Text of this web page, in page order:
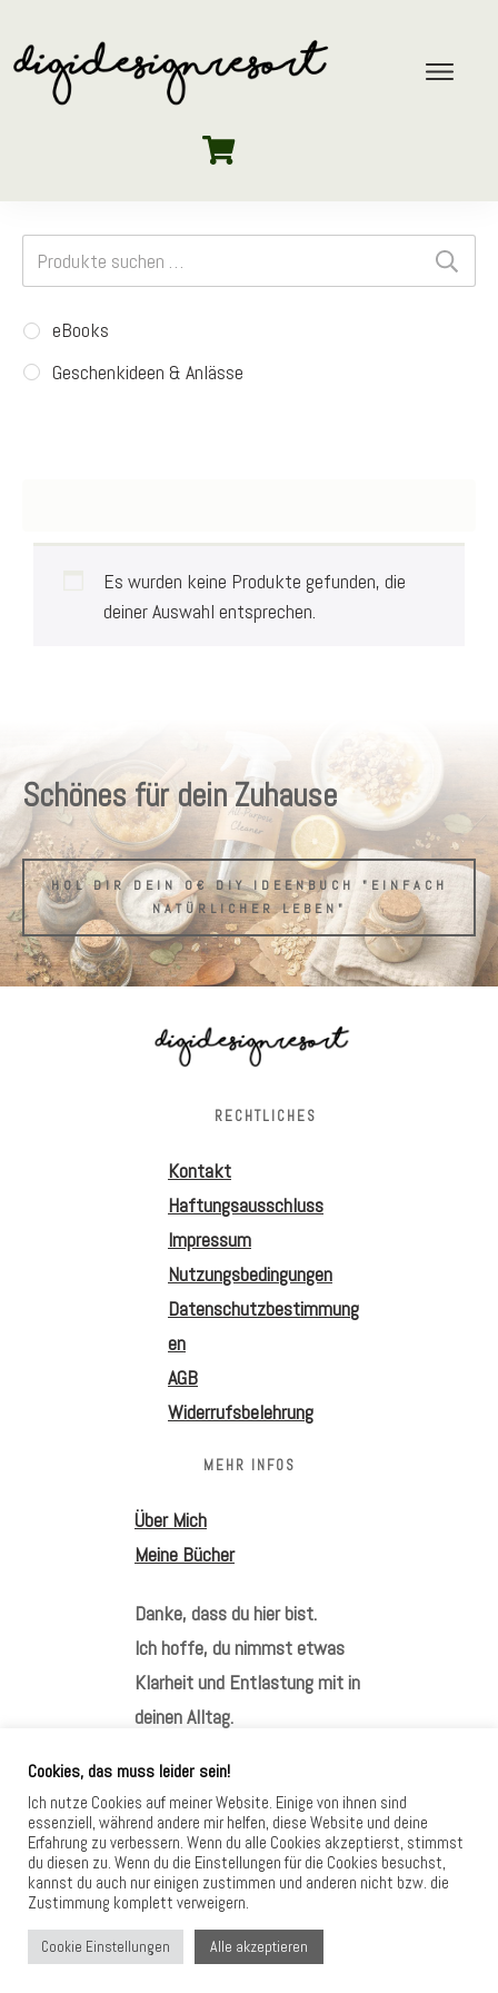
Es wurden keine Produkte gefunden, die
deiner Auswahl entsprechen.
Suchen
nach:
eBooks
Geschenkideen & Anlässe
Schönes für dein Zuhause
HOL DIR DEIN 0€ DIY IDEENBUCH "EINFACH
NATÜRLICHER LEBEN"
RECHTLICHES
Kontakt
Haftungsausschluss
Impressum
Nutzungsbedingungen
Datenschutzbestimmung
en
AGB
Widerrufsbelehrung
MEHR INFOS
Über Mich
Meine Bücher
Danke, dass du hier bist.
Ich hoffe, du nimmst etwas
Klarheit und Entlastung mit in
deinen Alltag.
HIER FINDEST DU MICH
Cookies, das muss leider sein!
Ich nutze Cookies auf meiner Website. Einige von ihnen sind
essenziell, während andere mir helfen, diese Website und deine
Erfahrung zu verbessern. Wenn du alle Cookies akzeptierst, stimmst
du diesen zu. Wenn du die Einstellungen für die Cookies besuchst,
kannst du auch nur einigen zustimmen und anderen nicht bzw. die
Zustimmung komplett verweigern.
Cookie Einstellungen Alle akzeptieren